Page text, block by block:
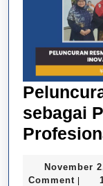
sebagai
November
Comment |